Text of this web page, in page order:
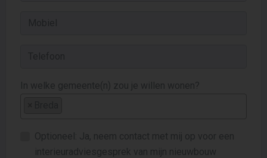
In welke gemeente(n) zou je willen wonen?
Optioneel: Ja, neem contact met mij op voor een
interieuradviesgesprek van mijn nieuwbouw